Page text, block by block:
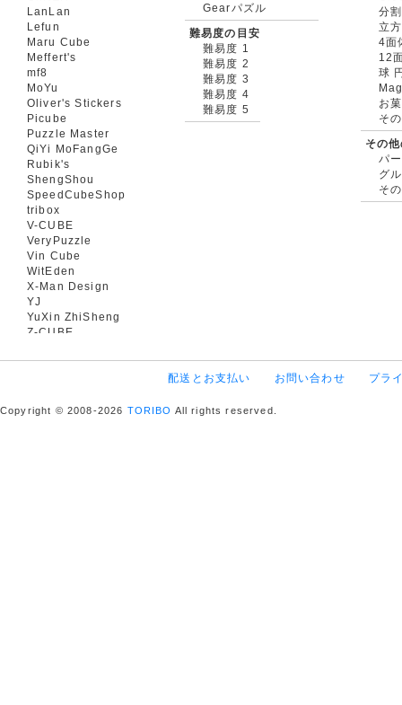
LanLan
Lefun
Maru Cube
Meffert's
mf8
MoYu
Oliver's Stickers
Picube
Puzzle Master
QiYi MoFangGe
Rubik's
ShengShou
SpeedCubeShop
tribox
V-CUBE
VeryPuzzle
Vin Cube
WitEden
X-Man Design
YJ
YuXin ZhiSheng
Z-CUBE
Gearパズル
難易度の目安
難易度 1
難易度 2
難易度 3
難易度 4
難易度 5
分
立
4面
12
球
お
そ
その
パ
グ
そ
配送とお支払い お問い合わせ プラ
Copyright © 2008-2026 TORIBO All rights reserved.